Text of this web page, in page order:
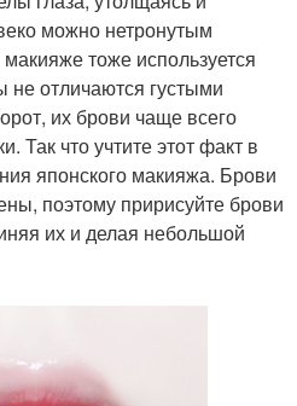
можно нетронутым
тоже используется
отличаются густыми
их брови чаще всего
Так что учтите этот факт в
японского макияжа. Брови
поэтому пририсуйте брови
их и делая небольшой